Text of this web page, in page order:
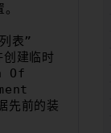
表”
建临时
Of
前的装